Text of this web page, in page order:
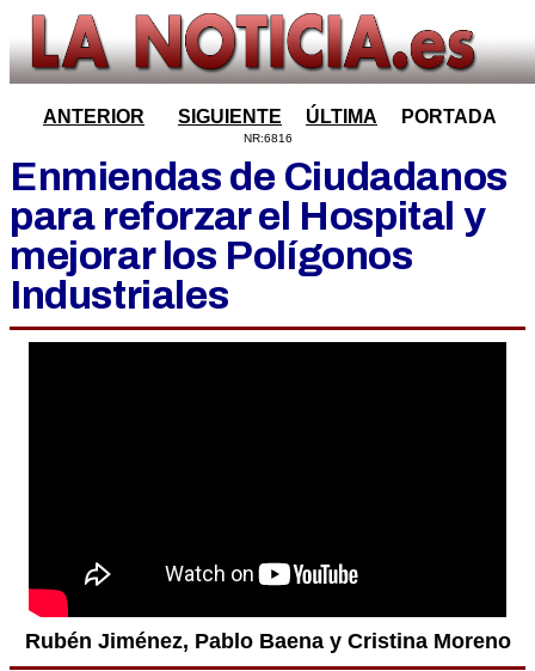
ANTERIOR SIGUIENTE ÚLTIMA PORTADA
NR:6816
Enmiendas de Ciudadanos
para reforzar el Hospital y
mejorar los Polígonos
Industriales
Rubén Jiménez, Pablo Baena y Cristina Moreno